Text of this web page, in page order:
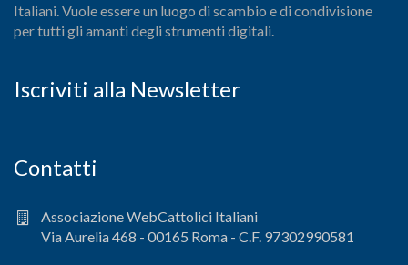
Italiani. Vuole essere un luogo di scambio e di condivisione
per tutti gli amanti degli strumenti digitali.
Iscriviti alla Newsletter
Contatti
Associazione WebCattolici Italiani
Via Aurelia 468 - 00165 Roma - C.F. 97302990581